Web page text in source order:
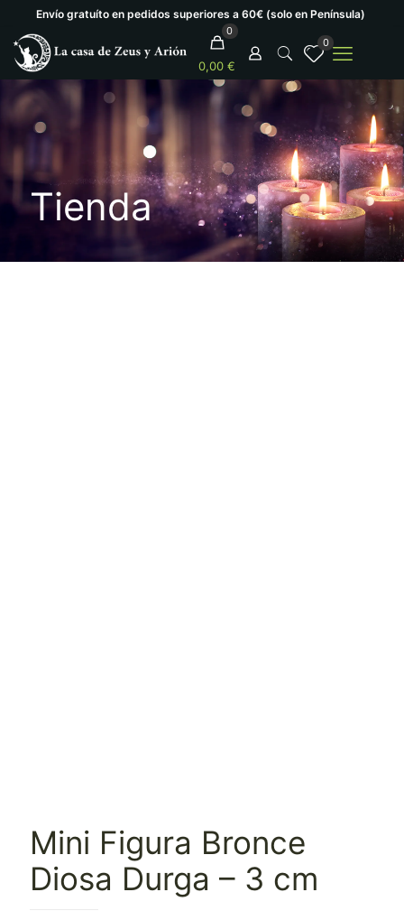
Envío gratuíto en pedidos superiores a 60€ (solo en Península)
0
0,00 €
0
Tienda
Mini Figura Bronce
Diosa Durga – 3 cm